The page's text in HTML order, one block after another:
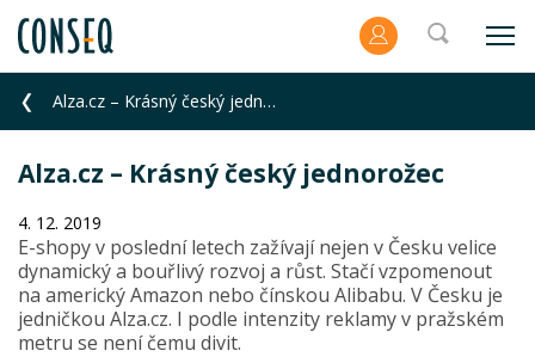
Alza.cz – Krásný český jednorožec
Alza.cz – Krásný český jednorožec
4. 12. 2019
E-shopy v poslední letech zažívají nejen v Česku velice
dynamický a bouřlivý rozvoj a růst. Stačí vzpomenout
na americký Amazon nebo čínskou Alibabu. V Česku je
jedničkou Alza.cz. I podle intenzity reklamy v pražském
metru se není čemu divit.